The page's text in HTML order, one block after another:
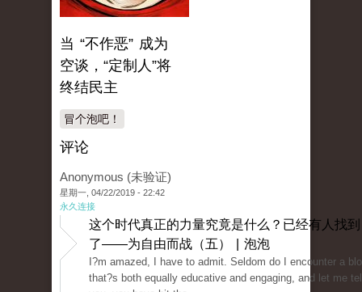
当 “不作恶” 成为
空谈，“定制人”将
终结民主
冒个泡吧！
评论
Anonymous (未验证)
星期一, 04/22/2019 - 22:42
永久连接
这个时代真正的力量究竟是什么？已经有人找到
了——为自由而战（五） | 泡泡
I?m amazed, I have to admit. Seldom do I encounter a
that?s both equally educative and engaging, and let me